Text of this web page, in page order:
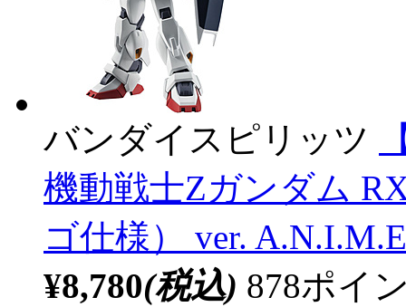
バンダイスピリッツ
機動戦士Ζガンダム
ゴ仕様） ver.
¥8,780(税込) 878ポイ